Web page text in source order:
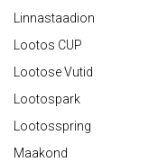
Linnastaadion
Lootos CUP
Lootose Vutid
Lootospark
Lootosspring
Maakond